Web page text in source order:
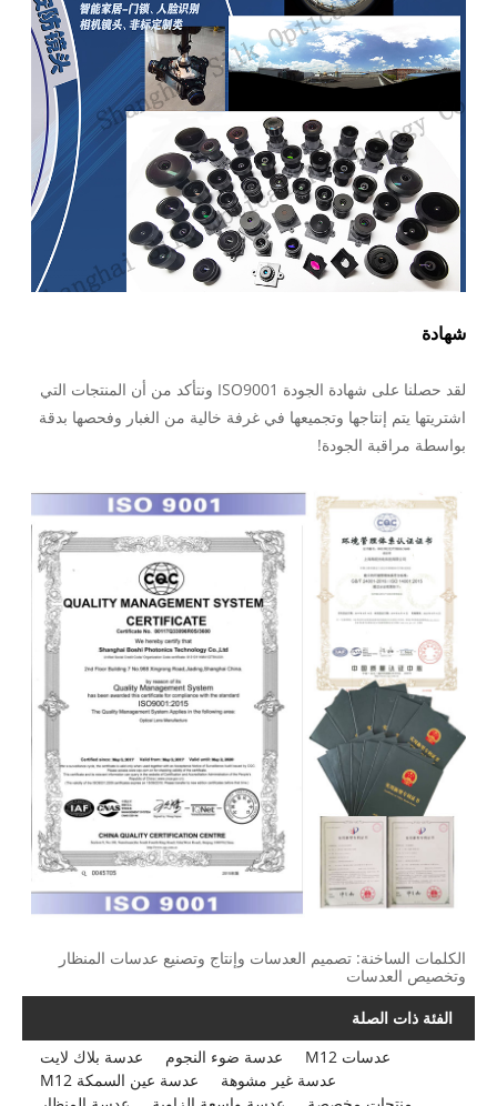
شهادة
لقد حصلنا على شهادة الجودة ISO9001 ونتأكد من أن المنتجات التي
اشتريتها يتم إنتاجها وتجميعها في غرفة خالية من الغبار وفحصها بدقة
بواسطة مراقبة الجودة!
الكلمات الساخنة: تصميم العدسات وإنتاج وتصنيع عدسات المنظار
وتخصيص العدسات
الفئة ذات الصلة
عدسة بلاك لايت
عدسة ضوء النجوم
عدسات M12
عدسة عين السمكة M12
عدسة غير مشوهة